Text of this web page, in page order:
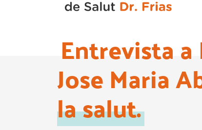
Entrevista
Jose Maria
la salut.